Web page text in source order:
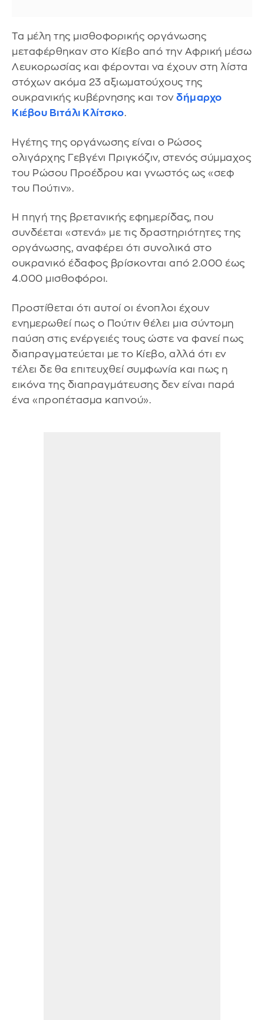
Τα μέλη της μισθοφορικής οργάνωσης
μεταφέρθηκαν στο Κίεβο από την Αφρική μέσω
Λευκορωσίας και φέρονται να έχουν στη λίστα
στόχων ακόμα 23 αξιωματούχους της
ουκρανικής κυβέρνησης και τον δήμαρχο
Κιέβου Βιτάλι Κλίτσκο.
Ηγέτης της οργάνωσης είναι ο Ρώσος
ολιγάρχης Γεβγένι Πριγκόζιν, στενός σύμμαχος
του Ρώσου Προέδρου και γνωστός ως «σεφ
του Πούτιν».
Η πηγή της βρετανικής εφημερίδας, που
συνδέεται «στενά» με τις δραστηριότητες της
οργάνωσης, αναφέρει ότι συνολικά στο
ουκρανικό έδαφος βρίσκονται από 2.000 έως
4.000 μισθοφόροι.
Προστίθεται ότι αυτοί οι ένοπλοι έχουν
ενημερωθεί πως ο Πούτιν θέλει μια σύντομη
παύση στις ενέργειές τους ώστε να φανεί πως
διαπραγματεύεται με το Κίεβο, αλλά ότι εν
τέλει δε θα επιτευχθεί συμφωνία και πως η
εικόνα της διαπραγμάτευσης δεν είναι παρά
ένα «προπέτασμα καπνού».